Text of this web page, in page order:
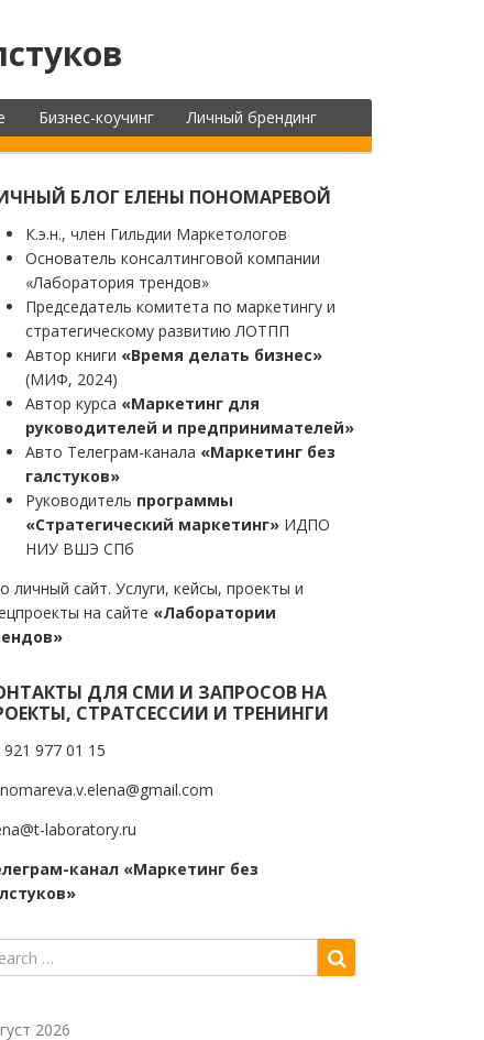
Бизнес-коучинг Личный брендинг
БЛОГ ЕЛЕНЫ ПОНОМАРЕВОЙ
К.э.н., член Гильдии Маркетологов
Основатель консалтинговой компании
«Лаборатория трендов»
Председатель комитета по маркетингу и
стратегическому развитию ЛОТПП
Автор книги «Время делать бизнес»
(МИФ, 2024)
Автор курса «Маркетинг для
руководителей и предпринимателей»
Авто Телеграм-канала «Маркетинг без
галстуков»
Руководитель программы
«Стратегический маркетинг» ИДПО
НИУ ВШЭ СПб
личный сайт. Услуги, кейсы, проекты и
на сайте «Лаборатории
ДЛЯ СМИ И ЗАПРОСОВ НА
СТРАТСЕССИИ И ТРЕНИНГИ
921 977 01 15
laboratory.ru
канал «Маркетинг без
2026